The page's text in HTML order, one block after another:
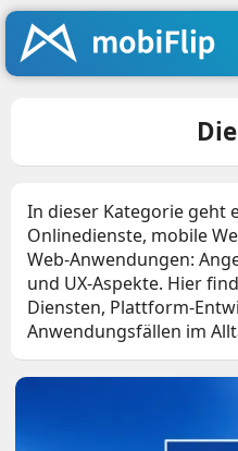
In dieser Kategorie geht
Onlinedienste, mobile
Web‑Anwendungen:
und UX‑Aspekte. Hier
Diensten,
Anwendungsfällen im